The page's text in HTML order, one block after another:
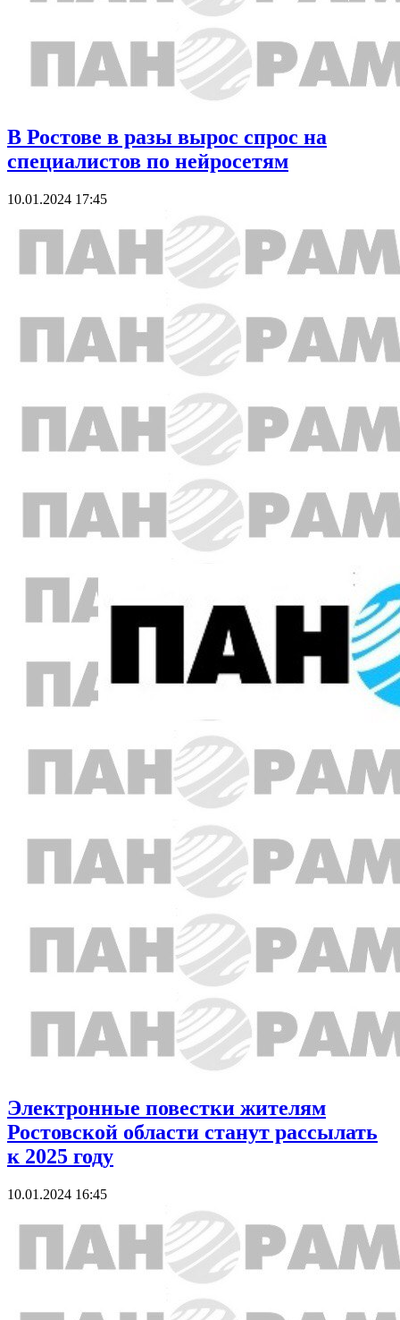
В Ростове в разы вырос спрос на
специалистов по нейросетям
10.01.2024 17:45
Электронные повестки жителям
Ростовской области станут рассылать
к 2025 году
10.01.2024 16:45